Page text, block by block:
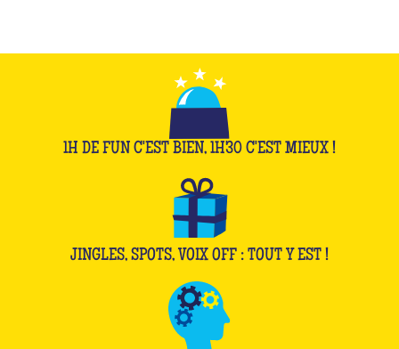
1H DE FUN C'EST BIEN, 1H30 C'EST MIEUX !
JINGLES, SPOTS, VOIX OFF : TOUT Y EST !